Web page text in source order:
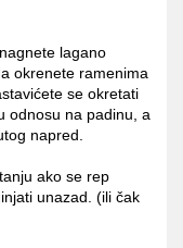
lagano
okrenete ramenima
se okretati
odnosu na padinu, a
napred.
ako se rep
unazad. (ili čak